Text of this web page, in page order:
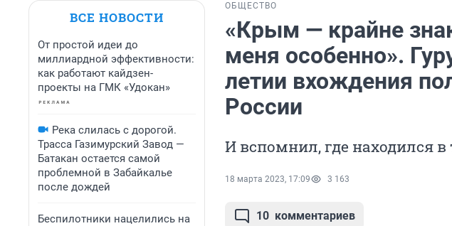
ВСЕ НОВОСТИ
От простой идеи до
миллиардной эффективности:
как работают кайдзен-
проекты на ГМК «Удокан»
Река слилась с дорогой.
Трасса Газимурский Завод —
Батакан остается самой
проблемной в Забайкалье
после дождей
Беспилотники нацелились на
ОБЩЕСТВО
«Крым — крайне
меня особенно».
летии вхождения
России
И вспомнил, где находился в
18 марта 2023, 17:09 3 163
10 комментариев